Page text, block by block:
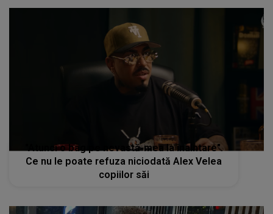
"Atunci o bag pe nevastă-mea la înaintare".
Ce nu le poate refuza niciodată Alex Velea
copiilor săi